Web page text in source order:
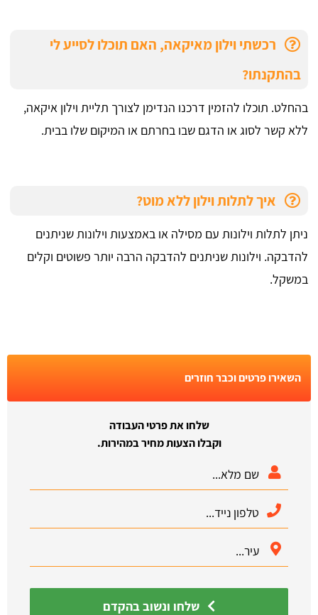
רכשתי וילון מאיקאה, האם תוכלו לסייע לי
בהתקנתו?
בהחלט. תוכלו להזמין דרכנו הנדימן לצורך תליית וילון איקאה,
ללא קשר לסוג או הדגם שבו בחרתם או המיקום שלו בבית.
איך לתלות וילון ללא מוט?
ניתן לתלות וילונות עם מסילה או באמצעות וילונות שניתנים
להדבקה. וילונות שניתנים להדבקה הרבה יותר פשוטים וקלים
במשקל.
השאירו פרטים וכבר חוזרים
שלחו את פרטי העבודה
וקבלו הצעות מחיר במהירות.